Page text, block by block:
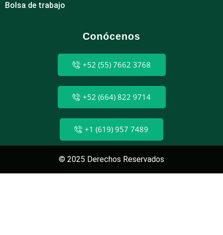
Bolsa de trabajo
Conócenos
+52 (55) 7662 3768
+52 (664) 822 9714
+1 (619) 957 7489
© 2025 Derechos Reservados